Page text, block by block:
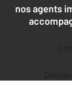
nos agents